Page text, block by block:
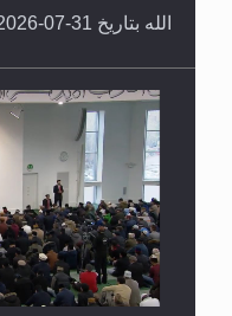
الله بتاريخ 31-07-2026